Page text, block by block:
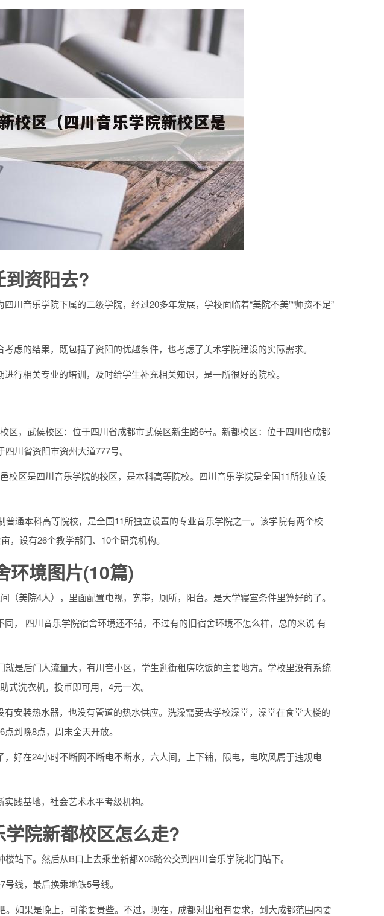
资阳去?
川音乐学院下属的二级学院，经过20多年发展，学校面临着“美院不美”“师资不足”
虑的结果，既包括了资阳的优越条件，也考虑了美术学院建设的实际需求。
行相关专业的培训，及时给学生补充相关知识，是一所很好的院校。
区，武侯校区：位于四川省成都市武侯区新生路6号。新都校区：位于四川省成都
川省资阳市资州大道777号。
校区是四川音乐学院的校区，是本科高等院校。四川音乐学院是全国11所独立设
普通本科高等院校，是全国11所独立设置的专业音乐学院之一。该学院有两个校
，设有26个教学部门、10个研究机构。
环境图片(10篇)
（美院4人），里面配置电视，宽带，厕所，阳台。是大学寝室条件里算好的了。
， 四川音乐学院宿舍环境还不错，不过有的旧宿舍环境不怎么样，总的来说 有
是后门人流量大，有川音小区，学生逛街租房吃饭的主要地方。学校里没有系统
式洗衣机，投币即可用，4元一次。
安装热水器，也没有管道的热水供应。洗澡需要去学校澡堂，澡堂在食堂大楼的
到晚8点，周末全天开放。
好在24小时不断网不断电不断水，六人间，上下铺，限电，电吹风属于违规电
践基地，社会艺术水平考级机构。
院新都校区怎么走?
站下。然后从B口上去乘坐新都X06路公交到四川音乐学院北门站下。
线，最后换乘地铁5号线。
如果是晚上，可能要贵些。不过，现在，成都对出租有要求，到大成都范围内要